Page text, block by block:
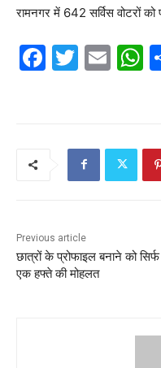
रामनगर में 642 सर्विस वोटरों
F
k
T
E
A
p
Previous article
छात्रों के प्रोफाइल बनाने को सिर्फ
एक हफ्ते की मोहलत